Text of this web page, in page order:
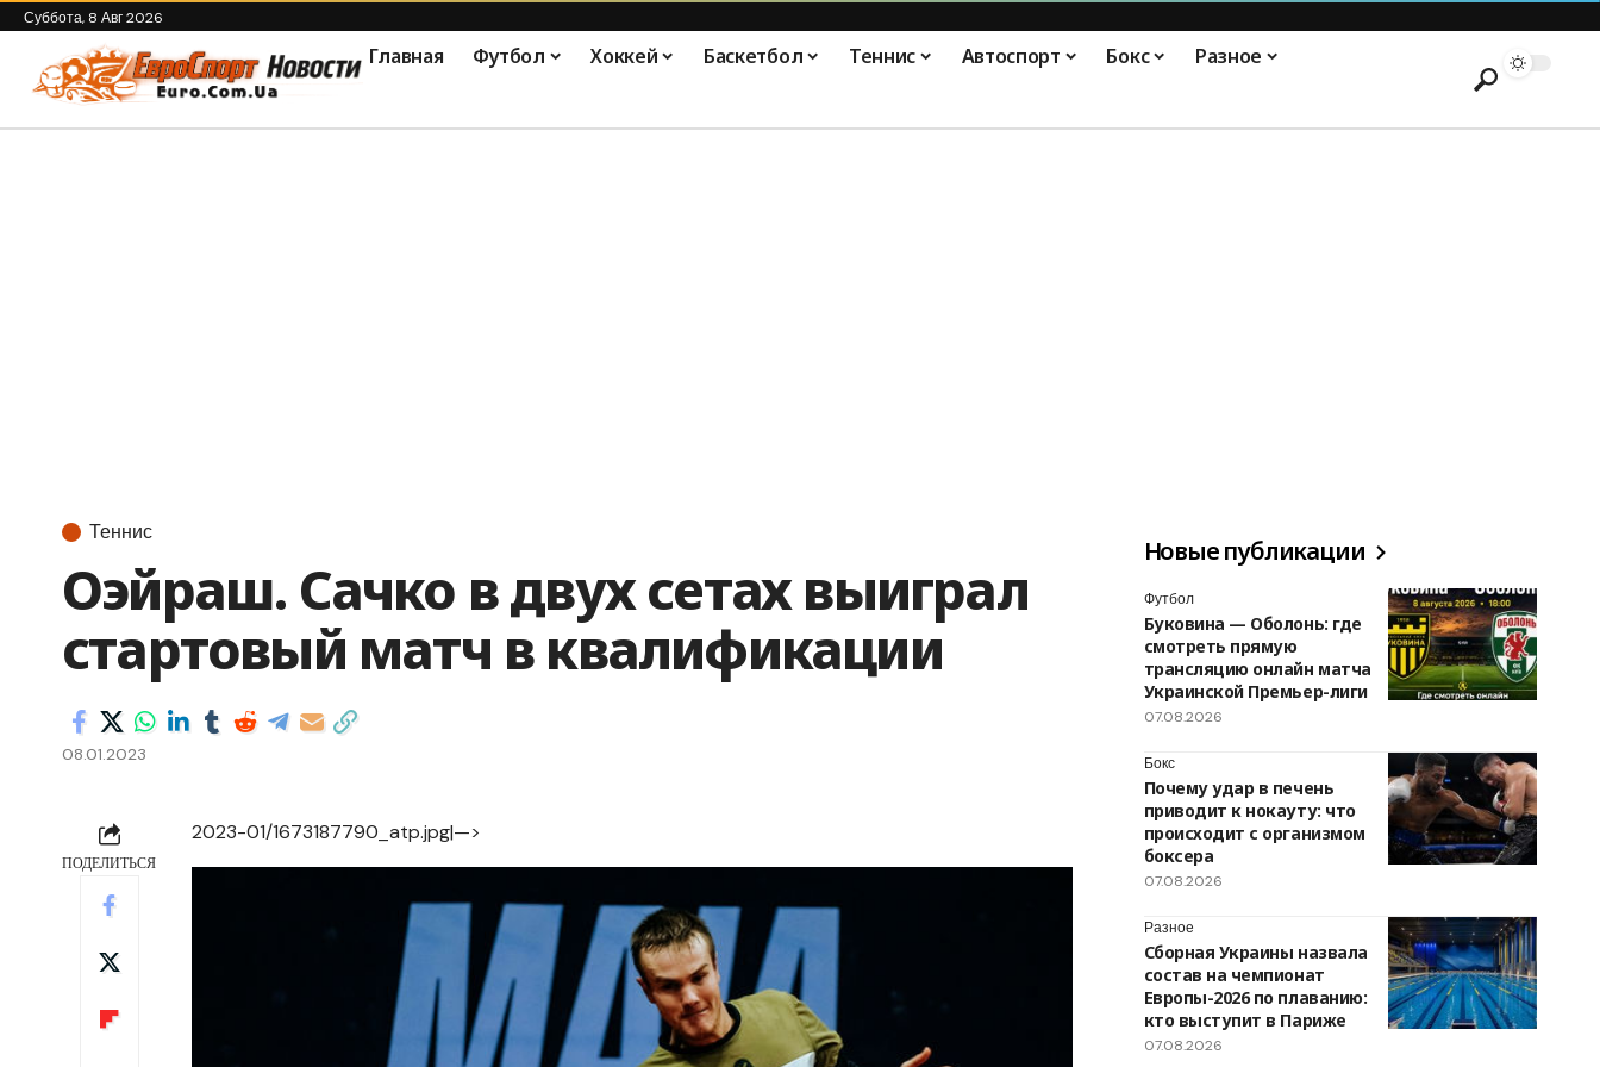
Суббота, 8 Авг 2026
Главная Футбол Хоккей Баскетбол Теннис Автоспорт Бокс Разное
Теннис
Оэйраш. Сачко в двух сетах выиграл
стартовый матч в квалификации
08.01.2023
ПОДЕЛИТЬСЯ
2023-01/1673187790_atp.jpg|—>
Новые публикации
Футбол
Буковина — Оболонь: где
смотреть прямую
трансляцию онлайн матча
Украинской Премьер-лиги
07.08.2026
Бокс
Почему удар в печень
приводит к нокауту: что
происходит с организмом
боксера
07.08.2026
Разное
Сборная Украины назвала
состав на чемпионат
Европы-2026 по плаванию:
кто выступит в Париже
07.08.2026